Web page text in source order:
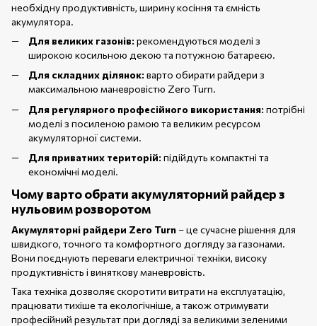
необхідну продуктивність, ширину косіння та ємність
акумулятора.
Для великих газонів: рекомендуються моделі з
широкою косильною декою та потужною батареєю.
Для складних ділянок: варто обирати райдери з
максимальною маневровістю Zero Turn.
Для регулярного професійного використання: потрібні
моделі з посиленою рамою та великим ресурсом
акумуляторної системи.
Для приватних територій: підійдуть компактні та
економічні моделі.
Чому варто обрати акумуляторний райдер з
нульовим розворотом
Акумуляторні райдери Zero Turn– це сучасне рішення для
швидкого, точного та комфортного догляду за газонами.
Вони поєднують переваги електричної техніки, високу
продуктивність і виняткову маневровість.
Така техніка дозволяє скоротити витрати на експлуатацію,
працювати тихіше та екологічніше, а також отримувати
професійний результат при догляді за великими зеленими